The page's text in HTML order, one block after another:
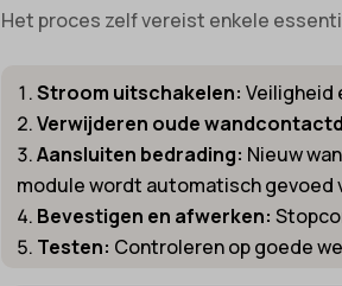
Het proces zelf vereist enkele
Stroom uitschakelen: Veiligheid
Verwijderen oude
Aansluiten bedrading: Nieuw
module wordt automatisch gevoed
Bevestigen en afwerken:
Testen: Controleren op goede